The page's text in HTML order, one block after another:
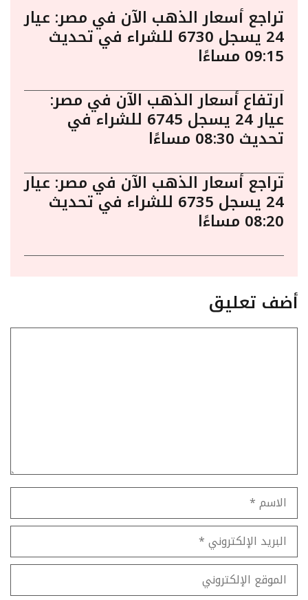
تراجع أسعار الذهب الآن في مصر: عيار
24 يسجل 6730 للشراء في تحديث
09:15 مساءًا
ارتفاع أسعار الذهب الآن في مصر:
عيار 24 يسجل 6745 للشراء في
تحديث 08:30 مساءًا
تراجع أسعار الذهب الآن في مصر: عيار
24 يسجل 6735 للشراء في تحديث
08:20 مساءًا
أضف تعليق
الاسم
البريد
الإلكتروني
الموقع
الإلكتروني